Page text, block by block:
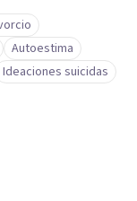
Autoestima
Ideaciones suicidas